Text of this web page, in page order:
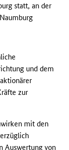
statt, an der
und dem
zur
mit den
Auswertung von